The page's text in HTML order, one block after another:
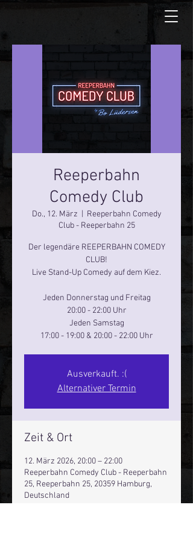
Reeperbahn
Comedy Club
Do., 12. März
Reeperbahn Comedy
Club - Reeperbahn 25
Der legendäre REEPERBAHN COMEDY
CLUB!
Live Stand-Up Comedy auf dem Kiez.
Jeden Donnerstag und Freitag
20:00 - 22:00 Uhr
Jeden Samstag
17:00 - 19:00 & 20:00 - 22:00 Uhr
Ausverkauft. :(
Alternativer Termin
Zeit & Ort
12. März 2026, 20:00 – 22:00
Reeperbahn Comedy Club - Reeperbahn
25, Reeperbahn 25, 20359 Hamburg,
Deutschland